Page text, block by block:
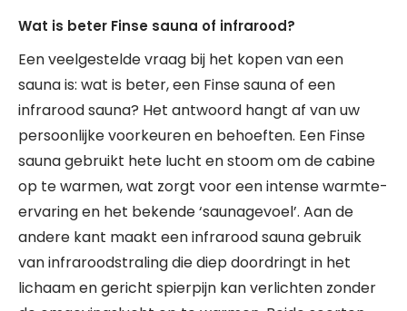
Wat is beter Finse sauna of infrarood?
Een veelgestelde vraag bij het kopen van een
sauna is: wat is beter, een Finse sauna of een
infrarood sauna? Het antwoord hangt af van uw
persoonlijke voorkeuren en behoeften. Een Finse
sauna gebruikt hete lucht en stoom om de cabine
op te warmen, wat zorgt voor een intense warmte-
ervaring en het bekende ‘saunagevoel’. Aan de
andere kant maakt een infrarood sauna gebruik
van infraroodstraling die diep doordringt in het
lichaam en gericht spierpijn kan verlichten zonder